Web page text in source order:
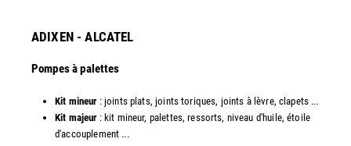
ADIXEN - ALCATEL
Pompes à palettes
Kit mineur : joints plats, joints toriques, joints à lèvre, clapets ...
Kit majeur : kit mineur, palettes, ressorts, niveau d'huile, étoile
d'accouplement ...​